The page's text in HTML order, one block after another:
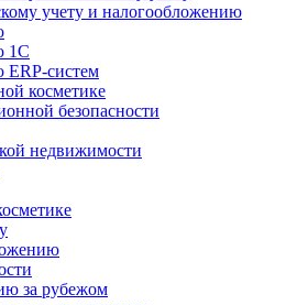
учету и налогообложению
1С
ERP-систем
косметике
безопасности
недвижимости
за рубежом